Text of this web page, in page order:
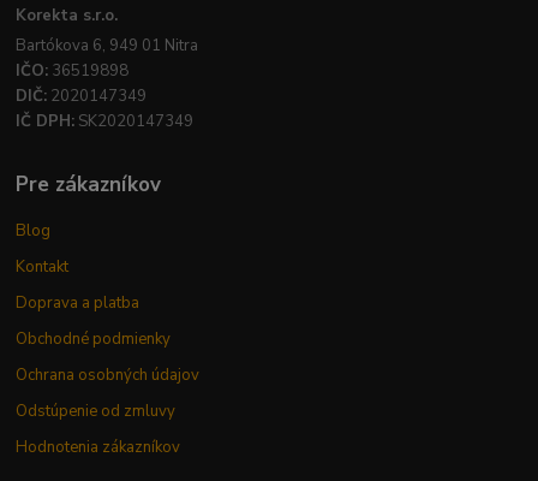
Korekta s.r.o.
Bartókova 6, 949 01 Nitra
IČO: 36519898
DIČ: 2020147349
IČ DPH: SK2020147349
Pre zákazníkov
Blog
Kontakt
Doprava a platba
Obchodné podmienky
Ochrana osobných údajov
Odstúpenie od zmluvy
Hodnotenia zákazníkov